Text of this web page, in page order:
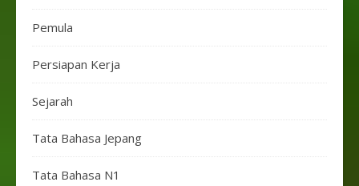
Pemula
Persiapan Kerja
Sejarah
Tata Bahasa Jepang
Tata Bahasa N1